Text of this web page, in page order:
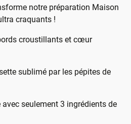
notre préparation Maison
craquants !
croustillants et cœur
sublimé par les pépites de
seulement 3 ingrédients de